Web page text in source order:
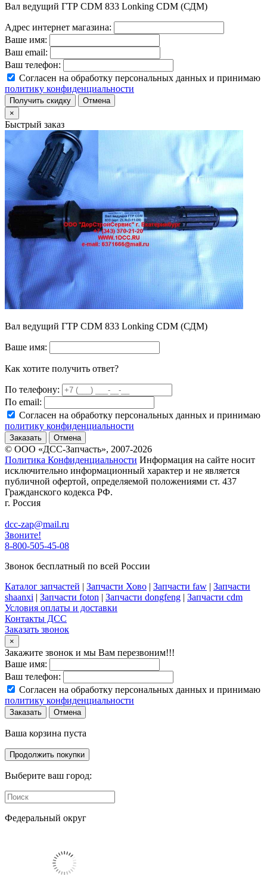
Вал ведущий ГТР CDM 833 Lonking CDM (СДМ)
Адрес интернет магазина:
Ваше имя:
Ваш email:
Ваш телефон:
Согласен на обработку персональных данных и принимаю
политику конфиденциальности
Получить скидку
Отмена
×
Быстрый заказ
Вал ведущий ГТР CDM 833 Lonking CDM (СДМ)
Ваше имя:
Как хотите получить ответ?
По телефону:
По email:
Согласен на обработку персональных данных и принимаю
политику конфиденциальности
Заказать Отмена
© ООО «ДСС-Запчасть», 2007-2026
Политика Конфиденциальности Информация на сайте носит
исключительно информационный характер и не является
публичной офертой, определяемой положениями ст. 437
Гражданского кодекса РФ.
г. Россия
dcc-zap@mail.ru
Звоните!
8-800-505-45-08
Звонок бесплатный по всей России
Каталог запчастей | Запчасти Хово | Запчасти faw | Запчасти
shaanxi | Запчасти foton | Запчасти dongfeng | Запчасти cdm
Условия оплаты и доставки
Контакты ДСС
Заказать звонок
×
Закажите звонок и мы Вам перезвоним!!!
Ваше имя:
Ваш телефон:
Согласен на обработку персональных данных и принимаю
политику конфиденциальности
Заказать Отмена
Ваша корзина пуста
Продолжить покупки
Выберите ваш город:
Федеральный округ